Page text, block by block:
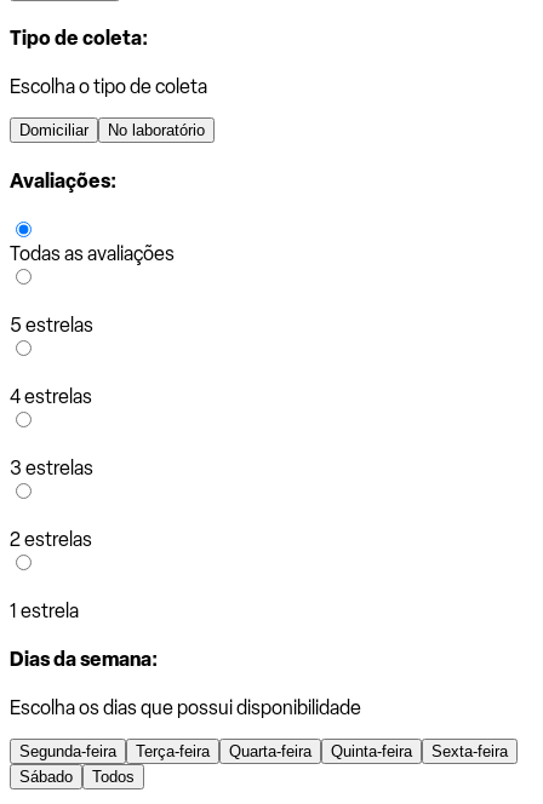
Tipo de coleta:
Escolha o tipo de coleta
Domiciliar No laboratório
Avaliações:
Todas as avaliações
5 estrelas
4 estrelas
3 estrelas
2 estrelas
1 estrela
Dias da semana:
Escolha os dias que possui disponibilidade
Segunda-feira Terça-feira Quarta-feira Quinta-feira
Sexta-feira
Sábado
Todos